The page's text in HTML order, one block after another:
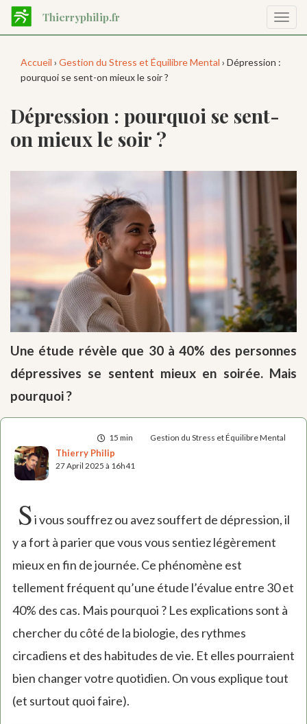
Aller
contenu
Thierryphilip.fr
la
Accueil › Gestion du Stress et Équilibre Mental › Dépression :
pourquoi se sent-on mieux le soir ?
Dépression : pourquoi se sent-
on mieux le soir ?
Une étude révèle que 30 à 40% des personnes
dépressives se sentent mieux en soirée. Mais
pourquoi ?
15 min Gestion du Stress et Équilibre Mental
Thierry Philip
27 April 2025 à 16h41
Si vous souffrez ou avez souffert de dépression, il
y a fort à parier que vous vous sentiez légèrement
mieux en fin de journée. Ce phénomène est
tellement fréquent qu’une étude l’évalue entre 30 et
40% des cas. Mais pourquoi ? Les explications sont à
chercher du côté de la biologie, des rythmes
circadiens et des habitudes de vie. Et elles pourraient
bien changer votre quotidien. On vous explique tout
(et surtout quoi faire).